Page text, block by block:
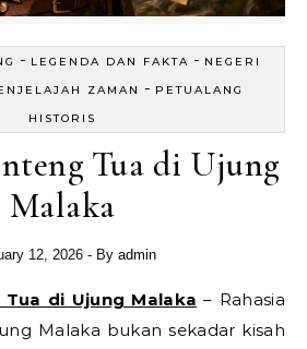
- LEGENDA DAN FAKTA - NEGERI
ZAMAN - PETUALANG
HISTORIS
Tua di Ujung
Malaka
12, 2026 - By admin
di Ujung Malaka – Rahasia
Malaka bukan sekadar kisah